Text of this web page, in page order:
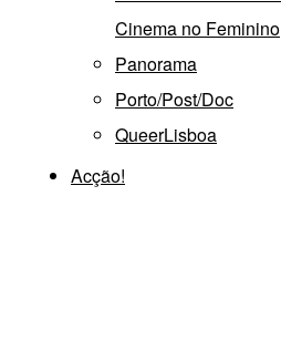
Cinema no Feminino
Panorama
Porto/Post/Doc
QueerLisboa
Acção!